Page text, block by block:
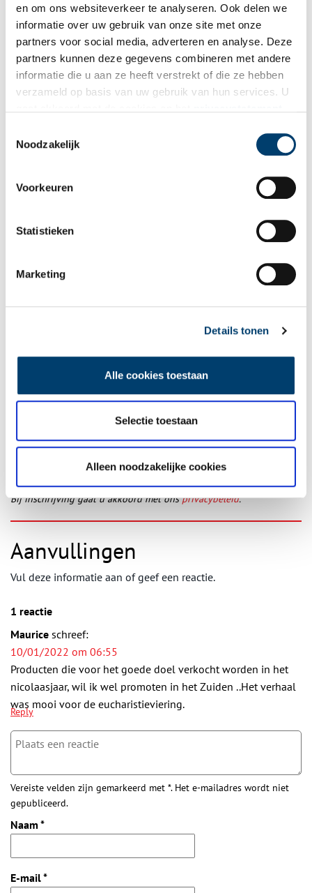
en om ons websiteverkeer te analyseren. Ook delen we
informatie over uw gebruik van onze site met onze
partners voor social media, adverteren en analyse. Deze
partners kunnen deze gegevens combineren met andere
informatie die u aan ze heeft verstrekt of die ze hebben
verzameld op basis van uw gebruik van hun services. U
Noodzakelijk
Voorkeuren
Statistieken
Marketing
Details tonen
Alle cookies toestaan
Selectie toestaan
Alleen noodzakelijke cookies
Ontvang de nieuwsbrief
Wilt u op de hoogte blijven van de mooiste verhalen en het
laatste erfgoednieuws? Schrijf u dan nu in voor onze
Bij inschrijving gaat u akkoord met onsprivacybeleid.
Aanvullingen
Vul deze informatie aan of geef een reactie.
1 reactie
Maurice schreef:
10/01/2022 om 06:55
Producten die voor het goede doel verkocht worden in het
nicolaasjaar, wil ik wel promoten in het Zuiden ..Het verhaal
was mooi voor de eucharistieviering.
Reply
Vereiste velden zijn gemarkeerd met *. Het e-mailadres wordt niet
gepubliceerd.
Naam *
E-mail*